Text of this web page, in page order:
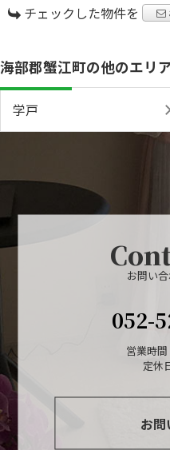
チェックした物件を
海部郡蟹江町の他のエリ
学戸
お問い
052-
営業時
定休
お問